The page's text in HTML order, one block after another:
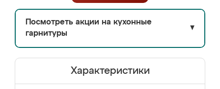
Посмотреть акции на кухонные
гарнитуры
▼
Характеристики